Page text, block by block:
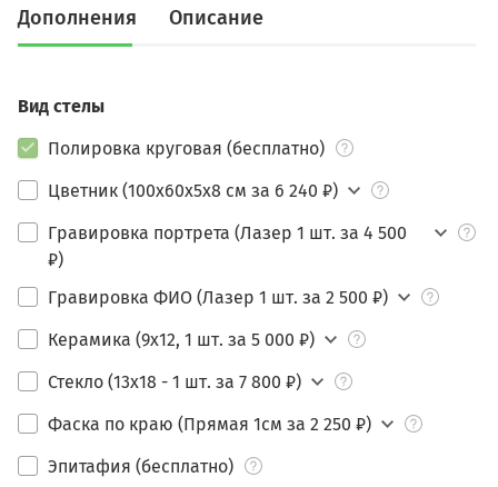
Дополнения Описание
Вид стелы
Полировка круговая (бесплатно)
Цветник (100х60х5х8 см за 6 240 ₽)
Гравировка портрета (Лазер 1 шт. за 4 500
₽)
Гравировка ФИО (Лазер 1 шт. за 2 500 ₽)
Керамика (9х12, 1 шт. за 5 000 ₽)
Стекло (13х18 - 1 шт. за 7 800 ₽)
Фаска по краю (Прямая 1см за 2 250 ₽)
Эпитафия (бесплатно)